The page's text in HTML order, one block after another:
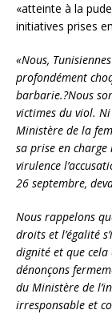
«atteinte à la
initiatives prises
«Nous,
profondément
barbarie.?Nous
victimes du viol.
Ministère de la
sa prise en charge
virulence
26 septembre,
Nous rappelons
droits et l’égalité
dignité et que
dénonçons
du Ministère de
irresponsable et